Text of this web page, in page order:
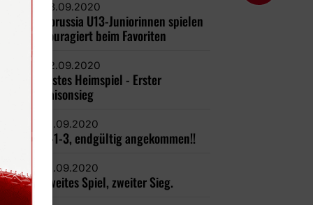
23.09.2020
Borussia U13-Juniorinnen spielen
couragiert beim Favoriten
22.09.2020
Erstes Heimspiel - Erster
Saisonsieg
21.09.2020
0-1-3, endgültig angekommen!!
21.09.2020
Zweites Spiel, zweiter Sieg.